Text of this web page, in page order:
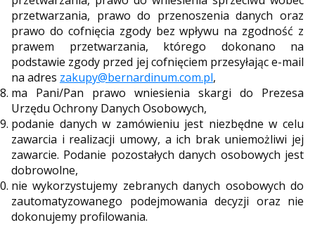
przetwarzania, prawo do przenoszenia danych oraz
prawo do cofnięcia zgody bez wpływu na zgodność z
prawem przetwarzania, którego dokonano na
podstawie zgody przed jej cofnięciem przesyłając e-mail
na adres zakupy@bernardinum.com.pl,
ma Pani/Pan prawo wniesienia skargi do Prezesa
Urzędu Ochrony Danych Osobowych,
podanie danych w zamówieniu jest niezbędne w celu
zawarcia i realizacji umowy, a ich brak uniemożliwi jej
zawarcie. Podanie pozostałych danych osobowych jest
dobrowolne,
nie wykorzystujemy zebranych danych osobowych do
zautomatyzowanego podejmowania decyzji oraz nie
dokonujemy profilowania.